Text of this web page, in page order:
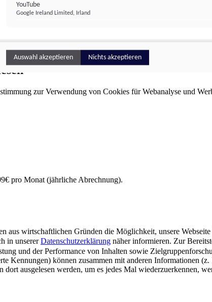
professionell
zur Verwendung von Cookies für Webanalyse und
pro Monat (jährliche Abrechnung).
aus wirtschaftlichen Gründen die Möglichkeit, unsere
in unsererDatenschutzerklärung näher informieren. Zur
und der Performance von Inhalten sowie
Kennungen) können zusammen mit anderen Informationen
ausgelesen werden, um es jedes Mal wiederzuerkennen,
YouTube
Google Ireland Limited, Irland
Auswahl akzeptieren Nichts akzeptieren